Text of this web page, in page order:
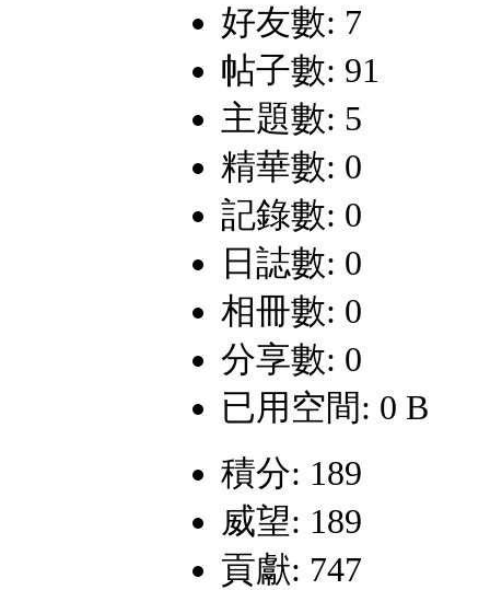
好友數: 7
帖子數: 91
主題數: 5
精華數: 0
記錄數: 0
日誌數: 0
相冊數: 0
分享數: 0
已用空間: 0 B
積分: 189
威望: 189
貢獻: 747